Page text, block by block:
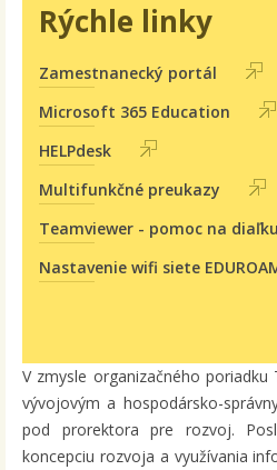
Rýchle linky
Zamestnanecký portál
Microsoft 365 Education
HELPdesk
Multifunkčné preukazy
Teamviewer - pomoc na diaľku
Nastavenie wifi siete
V zmysle organizačného
vývojovým a hospodársko-
pod prorektora pre rozvoj.
koncepciu rozvoja a využívania